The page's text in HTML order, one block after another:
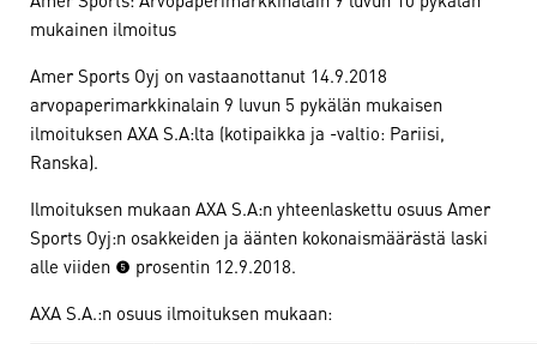
mukainen ilmoitus
Amer Sports Oyj on vastaanottanut 14.9.2018
arvopaperimarkkinalain 9 luvun 5 pykälän mukaisen
ilmoituksen AXA S.A:lta (kotipaikka ja -valtio: Pariisi,
Ranska).
Ilmoituksen mukaan AXA S.A:n yhteenlaskettu osuus Amer
Sports Oyj:n osakkeiden ja äänten kokonaismäärästä laski
alle viiden (5) prosentin 12.9.2018.
AXA S.A.:n osuus ilmoituksen mukaan: